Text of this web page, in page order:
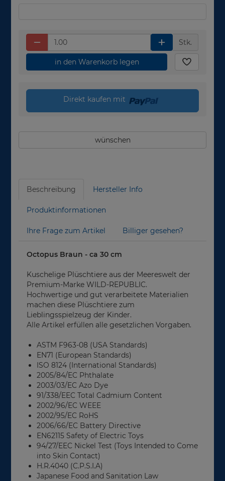
Stk.
in den Warenkorb legen
Direkt kaufen mit
wünschen
Beschreibung Hersteller Info
Produktinformationen
Ihre Frage zum Artikel Billiger gesehen?
Octopus Braun - ca 30 cm
Kuschelige Plüschtiere aus der Meereswelt der
Premium-Marke WILD-REPUBLIC.
Hochwertige und gut verarbeitete Materialien
machen diese Plüschtiere zum
Lieblingsspielzeug der Kinder.
Alle Artikel erfüllen alle gesetzlichen Vorgaben.
ASTM F963-08 (USA Standards)
EN71 (European Standards)
ISO 8124 (International Standards)
2005/84/EC Phthalate
2003/03/EC Azo Dye
91/338/EEC Total Cadmium Content
2002/96/EC WEEE
2002/95/EC RoHS
2006/66/EC Battery Directive
EN62115 Safety of Electric Toys
94/27/EEC Nickel Test (Toys Intended to Come
into Skin Contact)
H.R.4040 (C.P.S.I.A)
Japanese Food and Sanitation Law